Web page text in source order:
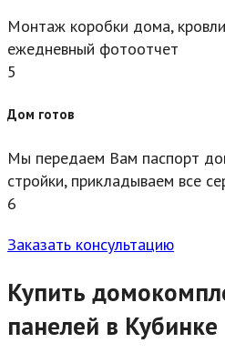
Монтаж коробки дома,
ежедневный фотоотчет
5
Дом готов
Мы передаем Вам паспорт
стройки, прикладываем все
6
Заказать консультацию
Купить
панелей в Кубинке